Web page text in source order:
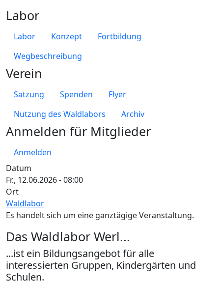
Datum
Fr., 12.06.2026 - 08:00
Ort
Waldlabor
Es handelt sich um eine ganztägige Veranstaltung.
Labor
Labor Konzept
Fortbildung
Wegbeschreibung
Verein
Satzung Spenden
Flyer
Nutzung des Waldlabors
Archiv
Anmelden für Mitglieder
Anmelden
Das Waldlabor Werl...
...ist ein Bildungsangebot für alle
interessierten Gruppen, Kindergärten und
Schulen.